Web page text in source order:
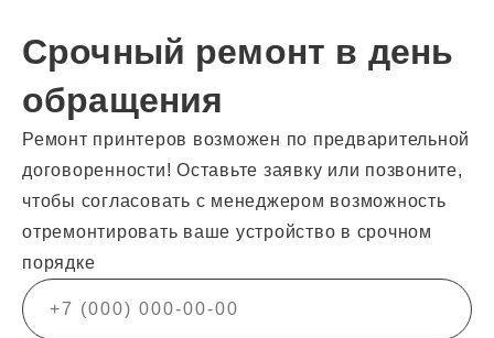
Срочный ремонт в день
обращения
Ремонт принтеров возможен по предварительной
договоренности! Оставьте заявку или позвоните,
чтобы согласовать с менеджером возможность
отремонтировать ваше устройство в срочном
порядке